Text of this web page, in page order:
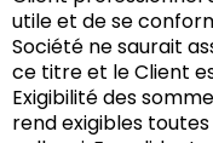
utile et de se
Société ne saurait
ce titre et le Client
Exigibilité des
rend exigibles